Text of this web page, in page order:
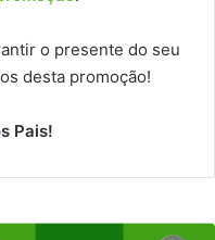
o presente do seu
desta promoção!
Pais!